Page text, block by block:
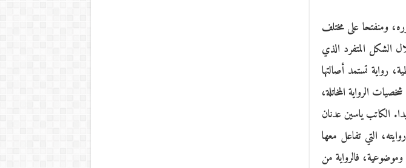
ومنفتحا على مختلف
الشكل المتفرد الذي
رواية تستمد أصالتها
الرواية المخاتلة،
الكاتب ياسين عدنان
التي تفاعل معها
فالرواية من